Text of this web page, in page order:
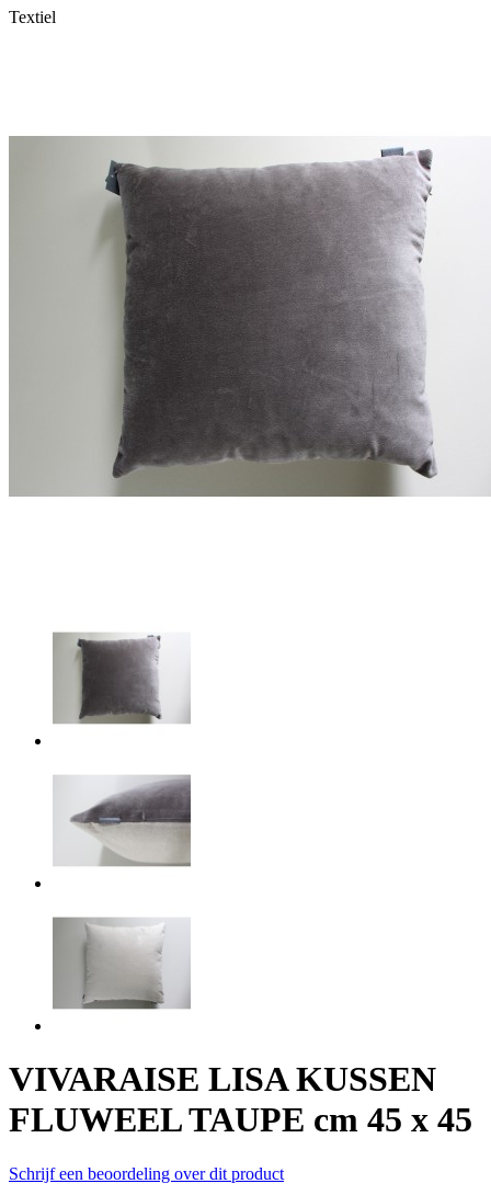
Textiel
VIVARAISE LISA KUSSEN
FLUWEEL TAUPE cm 45 x 45
Schrijf een beoordeling over dit product